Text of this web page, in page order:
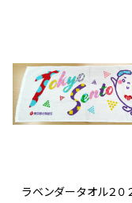
ラベンダータオル２０